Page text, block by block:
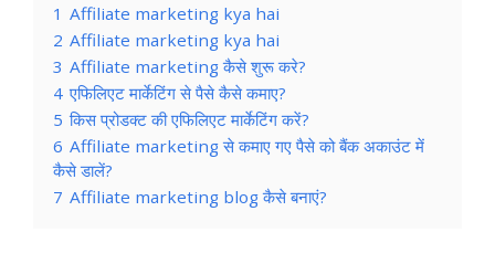
1 Affiliate marketing kya hai
2 Affiliate marketing kya hai
3 Affiliate marketing कैसे शुरू करे?
4 एफिलिएट मार्केटिंग से पैसे कैसे कमाए?
5 किस प्रोडक्ट की एफिलिएट मार्केटिंग करें?
6 Affiliate marketing से कमाए गए पैसे को बैंक अकाउंट में
कैसे डालें?
7 Affiliate marketing blog कैसे बनाएं?